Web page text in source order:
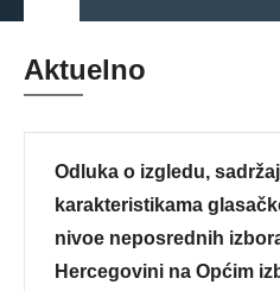
Aktuelno
Odluka o izgledu,
karakteristikama
nivoe neposrednih
Hercegovini na Općim